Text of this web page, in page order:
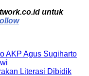
untuk
AKP Agus Sugiharto
Literasi Dibidik